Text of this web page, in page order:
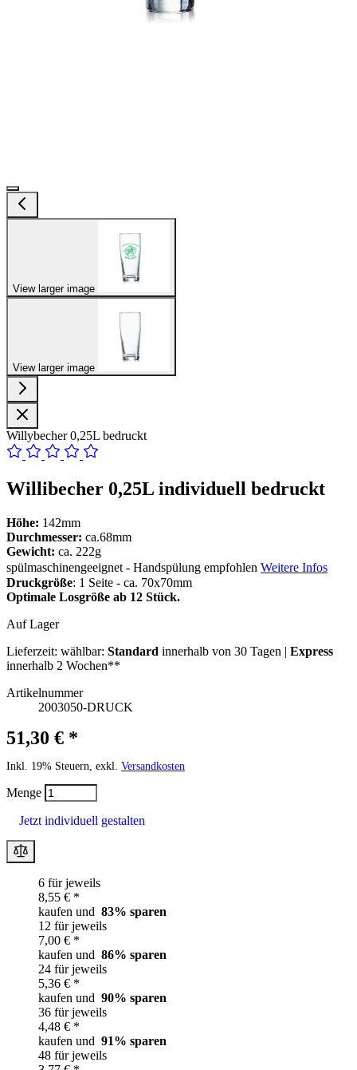
View larger image
View larger image
Willybecher 0,25L bedruckt
Willibecher 0,25L individuell bedruckt
Höhe: 142mm
Durchmesser: ca.68mm
Gewicht: ca. 222g
spülmaschinengeeignet - Handspülung empfohlen Weitere Infos
Druckgröße: 1 Seite - ca. 70x70mm
Optimale Losgröße ab 12 Stück.
Auf Lager
Lieferzeit: wählbar: Standard innerhalb von 30 Tagen | Express
innerhalb 2 Wochen**
Artikelnummer
2003050-DRUCK
51,30 € *
Inkl. 19% Steuern, exkl. Versandkosten
Menge
Jetzt individuell gestalten
6 für jeweils
8,55 € *
kaufen und 83% sparen
12 für jeweils
7,00 € *
kaufen und 86% sparen
24 für jeweils
5,36 € *
kaufen und 90% sparen
36 für jeweils
4,48 € *
kaufen und 91% sparen
48 für jeweils